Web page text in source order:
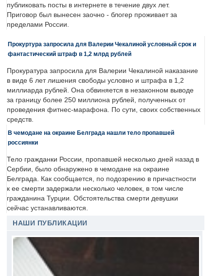
публиковать посты в интернете в течение двух лет.
Приговор был вынесен заочно - блогер проживает за
пределами России.
Прокуртура запросила для Валерии Чекалиной условный срок и
фантастический штраф в 1,2 млрд рублей
Прокуратура запросила для Валерии Чекалиной наказание
в виде 6 лет лишения свободы условно и штрафа в 1,2
миллиарда рублей. Она обвиняется в незаконном выводе
за границу более 250 миллиона рублей, полученных от
проведения фитнес-марафона. По сути, своих собственных
средств.
В чемодане на окраине Белграда нашли тело пропавшей
россиянки
Тело гражданки России, пропавшей несколько дней назад в
Сербии, было обнаружено в чемодане на окраине
Белграда. Как сообщается, по подозрению в причастности
к ее смерти задержали несколько человек, в том числе
гражданина Турции. Обстоятельства смерти девушки
сейчас устанавливаются.
НАШИ ПУБЛИКАЦИИ